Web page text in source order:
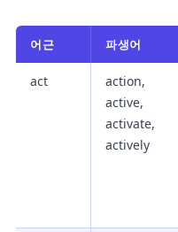
어근 파생어
act
action,
active,
activate,
actively